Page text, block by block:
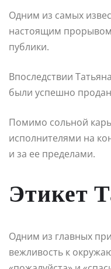
Одним из самых
настоящим
публики.
Впоследствии
были успешно
Помимо сольной
исполнителями на
и за ее пределами.
Этикет
Одним из главных
вежливость к